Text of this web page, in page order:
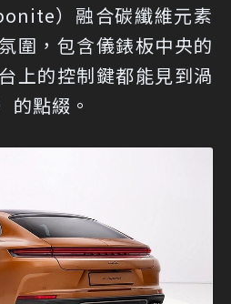
）融合碳纖維元素
圍，包含儀錶板中央的
上的控制鍵都能見到渦
點綴。